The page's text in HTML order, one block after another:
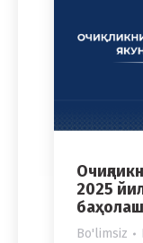
2025
баҳолаш
Bo'limsiz